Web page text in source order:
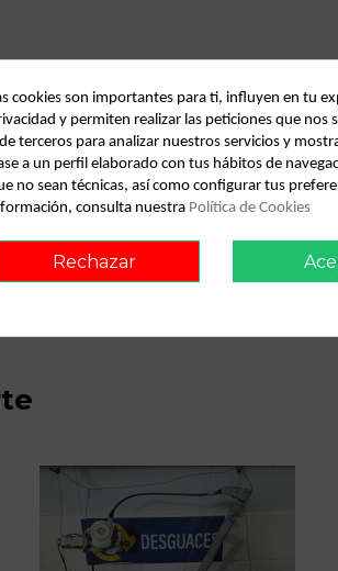
cookies son importantes para ti, influyen en tu
y permiten realizar las peticiones que nos
terceros para analizar nuestros servicios y
a un perfil elaborado con tus hábitos de
no sean técnicas, así como configurar tus
consulta nuestra Política de Cookies
Rechazar